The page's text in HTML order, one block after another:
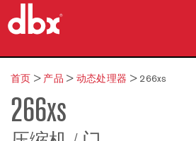
产品
案例研究
哪里购买
首页 >产品 > 动态处理器 > 266xs
266xs